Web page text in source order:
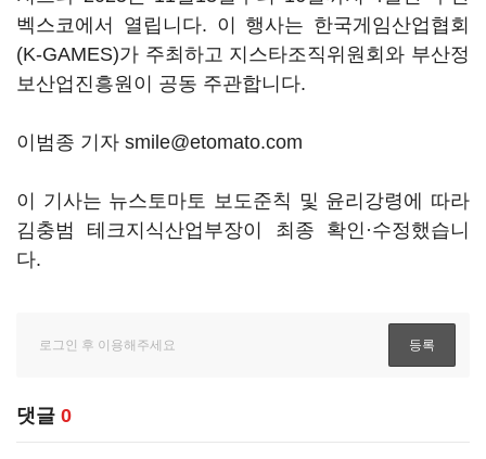
벡스코에서 열립니다. 이 행사는 한국게임산업협회
(K-GAMES)가 주최하고 지스타조직위원회와 부산정
보산업진흥원이 공동 주관합니다.
이범종 기자 smile@etomato.com
이 기사는 뉴스토마토 보도준칙 및 윤리강령에 따라
김충범 테크지식산업부장이 최종 확인·수정했습니
다.
댓글 0